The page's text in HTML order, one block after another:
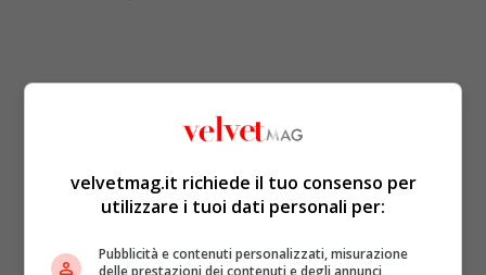
velvetmag.it richiede il tuo consenso per
utilizzare i tuoi dati personali per:
Pubblicità e contenuti personalizzati, misurazione
delle prestazioni dei contenuti e degli annunci,